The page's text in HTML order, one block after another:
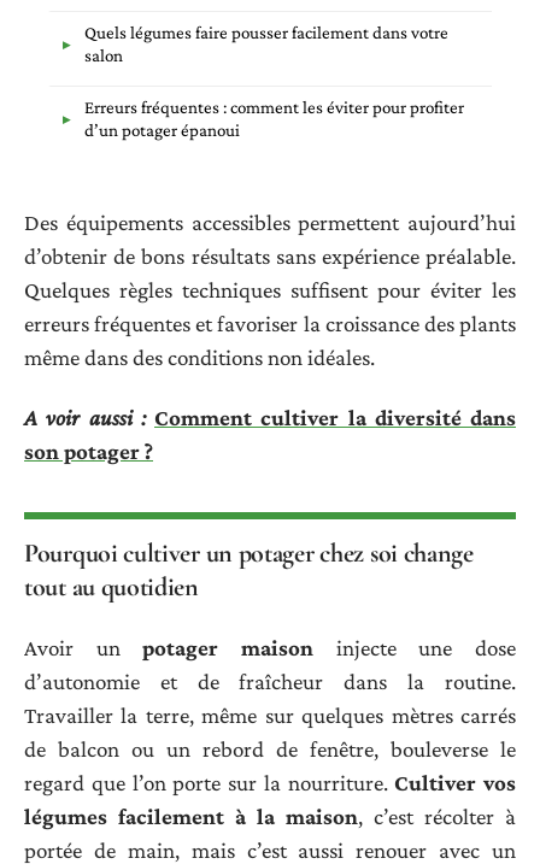
Quels légumes faire pousser facilement dans votre
salon
Erreurs fréquentes : comment les éviter pour profiter
d’un potager épanoui
Des équipements accessibles permettent aujourd’hui
d’obtenir de bons résultats sans expérience préalable.
Quelques règles techniques suffisent pour éviter les
erreurs fréquentes et favoriser la croissance des plants
même dans des conditions non idéales.
A voir aussi : Comment cultiver la diversité dans
son potager ?
Pourquoi cultiver un potager chez soi change
tout au quotidien
Avoir unpotager maison injecte une dose
d’autonomie et de fraîcheur dans la routine.
Travailler la terre, même sur quelques mètres carrés
de balcon ou un rebord de fenêtre, bouleverse le
regard que l’on porte sur la nourriture.Cultiver vos
légumes facilement à la maison, c’est récolter à
portée de main, mais c’est aussi renouer avec un